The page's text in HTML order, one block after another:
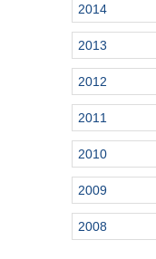
2014
2013
2012
2011
2010
2009
2008